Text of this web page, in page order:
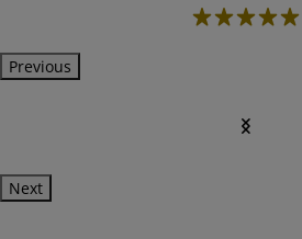
5
Previous
Next